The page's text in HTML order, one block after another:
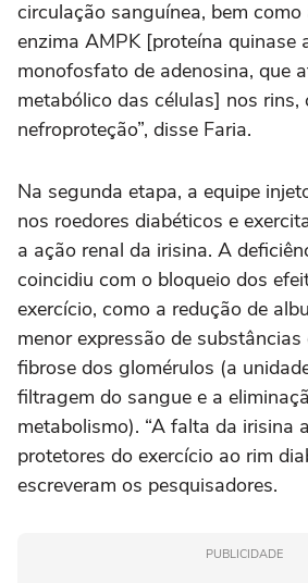
circulação sanguínea, bem
enzima AMPK [proteína quinase
monofosfato de adenosina, que
metabólico das células] nos rins,
nefroproteção”, disse Faria.
Na segunda etapa, a equipe
nos roedores diabéticos e
a ação renal da irisina. A
coincidiu com o bloqueio dos
exercício, como a redução de
menor expressão de
fibrose dos glomérulos (a
filtragem do sangue e a
metabolismo). “A falta da irisina
protetores do exercício ao rim
escreveram os pesquisadores.
PUBLICIDADE